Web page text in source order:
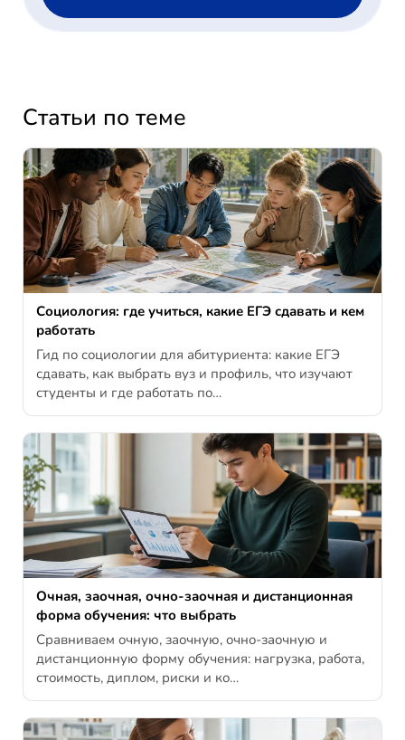
Статьи по теме
Социология: где учиться, какие ЕГЭ сдавать и кем
работать
Гид по социологии для абитуриента: какие ЕГЭ
сдавать, как выбрать вуз и профиль, что изучают
студенты и где работать по…
Очная, заочная, очно-заочная и дистанционная
форма обучения: что выбрать
Сравниваем очную, заочную, очно-заочную и
дистанционную форму обучения: нагрузка, работа,
стоимость, диплом, риски и ко…